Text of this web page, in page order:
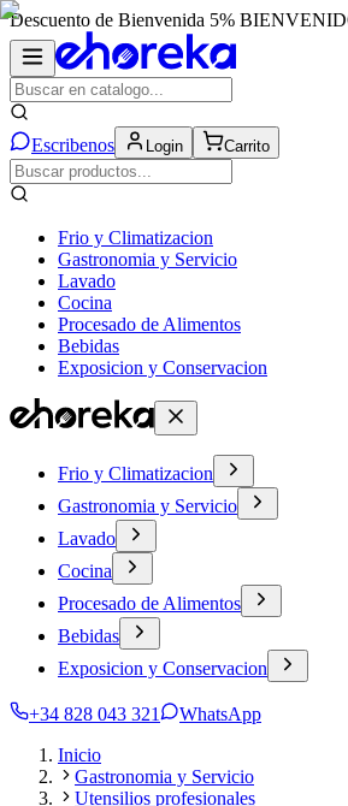
Descuento de Bienvenida 5%
Escribenos Login Carrito
Frio y Climatizacion
Gastronomia y Servicio
Lavado
Cocina
Procesado de Alimentos
Bebidas
Exposicion y Conservacion
Frio y Climatizacion
Gastronomia y Servicio
Lavado
Cocina
Procesado de Alimentos
Bebidas
Exposicion y Conservacion
+34 828 043 321
WhatsApp
Inicio
Gastronomia y Servicio
Utensilios profesionales